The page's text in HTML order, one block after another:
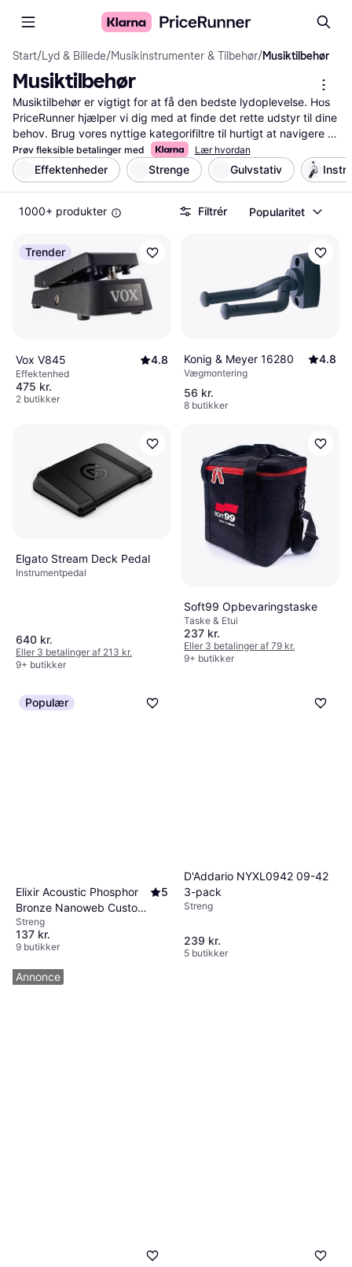
Start/Lyd & Billede/Musikinstrumenter & Tilbehør/Musiktilbehør
Musiktilbehør
Musiktilbehør er vigtigt for at få den bedste lydoplevelse. Hos
PriceRunner hjælper vi dig med at finde det rette udstyr til dine
behov. Brug vores nyttige kategorifiltre til hurtigt at navigere
gennem de mange muligheder. Du kan sortere efter pris,
mærke og funktioner for at finde præcis det, du søger.
Sammenlign priser på tværs af forskellige butikker og læs
brugeranmeldelser for at træffe den rigtige beslutning. Vores
tjeneste gør det nemt at finde de bedste produkter inden for
bruge vores omfattende sammenligningstjeneste. Lad os guide
dig til det bedste valg, så du kan nyde din musik fuldt ud.
Mere om musiktilbehør »
Prøv fleksible betalinger med Lær hvordan
Effektenheder Strenge Gulvstativ
1000+ produkter Filtrér Popularitet
Trender
Vox V845 4.8
Effektenhed
475 kr.
2 butikker
Konig & Meyer 16280 4.8
Vægmontering
56 kr.
8 butikker
Elgato Stream Deck Pedal
Instrumentpedal
640 kr.
Eller 3 betalinger af 213 kr.
9+ butikker
Soft99 Opbevaringstaske
Taske & Etui
237 kr.
Eller 3 betalinger af 79 kr.
9+ butikker
Populær
Elixir Acoustic Phosphor
Bronze Nanoweb Custom
Light 11-52
5
Streng
137 kr.
9 butikker
D'Addario NYXL0942 09-42
3-pack
Streng
239 kr.
5 butikker
Annonce